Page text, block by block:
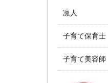
凛人
子育て保育士
子育て美容師